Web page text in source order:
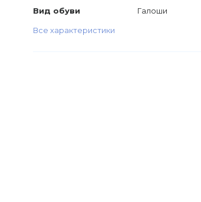
Вид обуви
Галоши
Все характеристики